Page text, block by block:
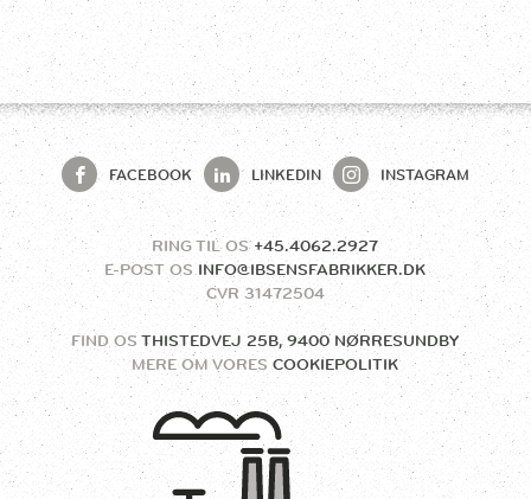
FACEBOOK LINKEDIN INSTAGRAM
RING TIL OS +45.4062.2927
E-POST OS INFO@IBSENSFABRIKKER.DK
MERE OM VORES COOKIEPOLITIK
FIND OSTHISTEDVEJ 25B, 9400 NØRRESUNDBY
CVR 31472504